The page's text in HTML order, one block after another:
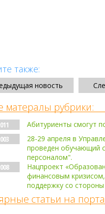
также:
новость
матералы рубрики:
Абитуриенты смогут
28-29 апреля в
проведен обучающий
персоналом".
Нацпроект
финансовым
поддержку со
статьи на